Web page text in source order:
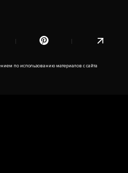
по использованию материалов с сайта